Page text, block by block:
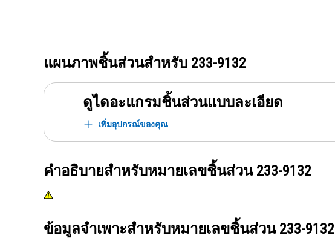
แผนภาพชิ้นส่วนสำหรับ 233-9132
ดูไดอะแกรมชิ้นส่วนแบบละเอียด
เพิ่มอุปกรณ์ของคุณ
คำอธิบายสำหรับหมายเลขชิ้นส่วน 233-9132
ข้อมูลจำเพาะสำหรับหมายเลขชิ้นส่วน 233-9132